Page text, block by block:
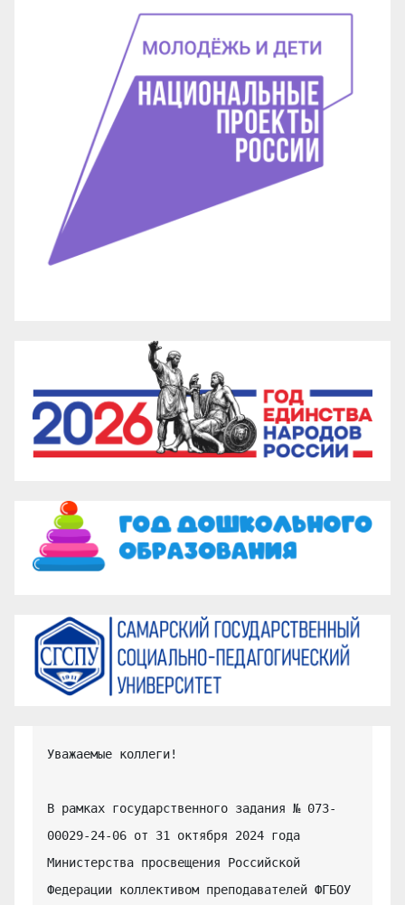
Уважаемые коллеги!
В рамках государственного задания № 073-
00029-24-06 от 31 октября 2024 года
Министерства просвещения Российской
Федерации коллективом преподавателей ФГБОУ